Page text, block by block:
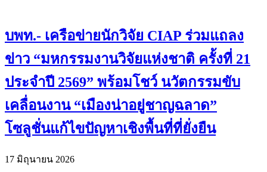
บพท.- เครือข่ายนักวิจัย CIAP ร่วมแถลง
ข่าว “มหกรรมงานวิจัยแห่งชาติ ครั้งที่ 21
ประจำปี 2569” พร้อมโชว์ นวัตกรรมขับ
เคลื่อนงาน “เมืองน่าอยู่ชาญฉลาด”
โซลูชั่นแก้ไขปัญหาเชิงพื้นที่ที่ยั่งยืน
17 มิถุนายน 2026